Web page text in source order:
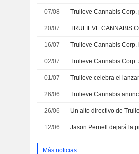
07/08
20/07
16/07
02/07
01/07
26/06
26/06
12/06
Más noticias